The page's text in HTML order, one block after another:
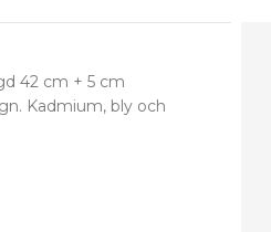
42 cm + 5 cm
Kadmium, bly och